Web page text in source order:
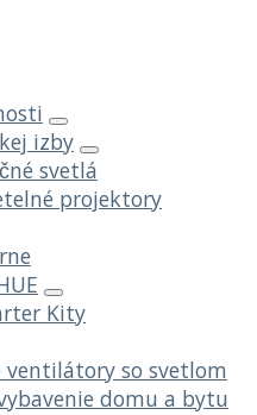
izby
svetlá
projektory
Kity
ventilátory so svetlom
domu a bytu